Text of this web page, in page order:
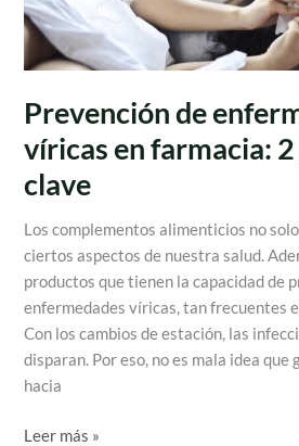
Prevención de
víricas en farmacia:
clave
Los complementos alimenticios no
ciertos aspectos de nuestra salud.
productos que tienen la capacidad de
enfermedades víricas, tan frecuentes
Con los cambios de estación, las
disparan. Por eso, no es mala idea que
hacia
en
farmacia:
2
clave
Leer más »